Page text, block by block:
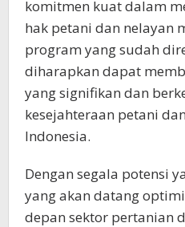
komitmen kuat dalam
hak petani dan nelayan
program yang sudah
diharapkan dapat
yang signifikan dan
kesejahteraan petani
Indonesia.
Dengan segala potensi
yang akan datang
depan sektor pertanian